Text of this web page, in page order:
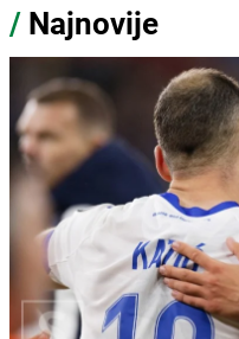
/ Najnovije